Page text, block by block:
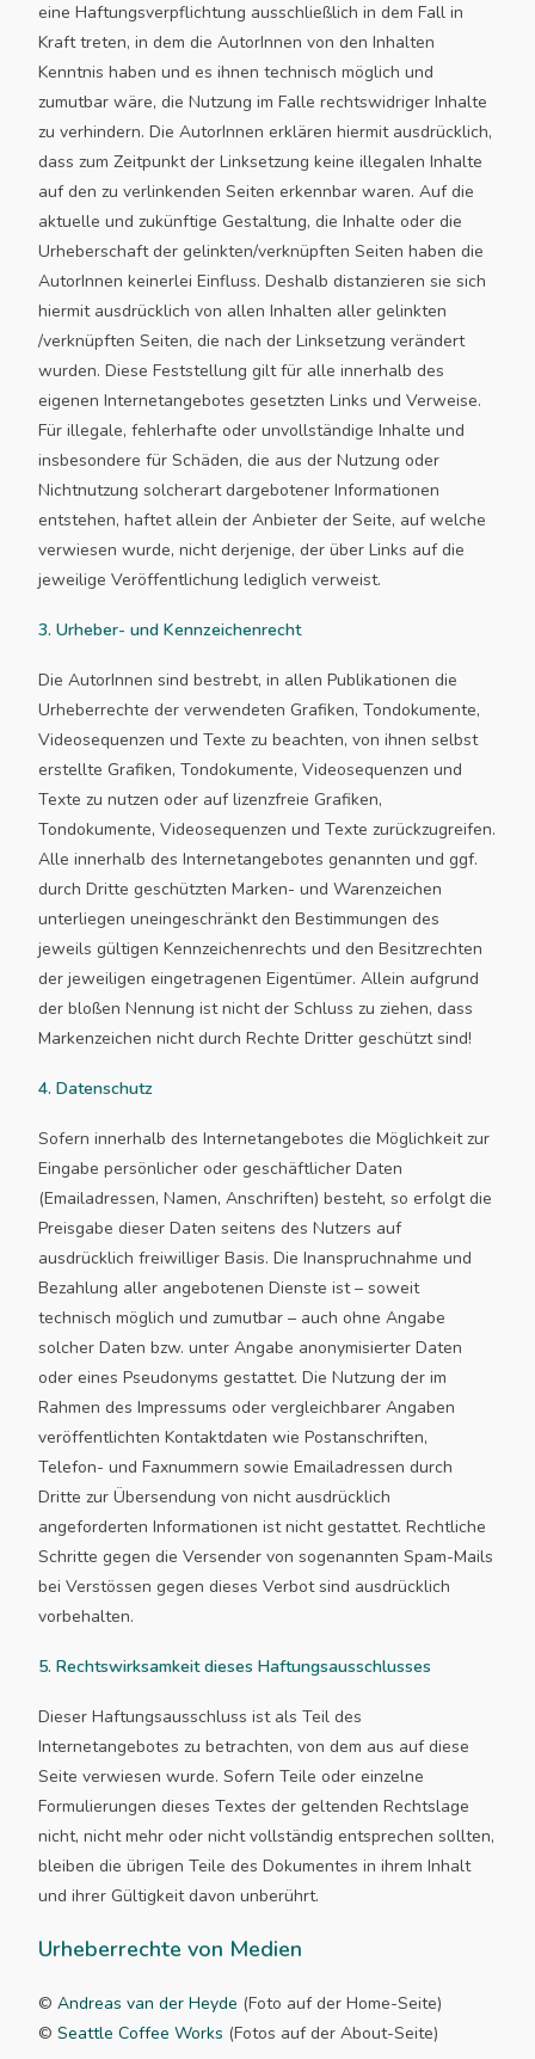
eine Haftungsverpflichtung ausschließlich in dem Fall in
Kraft treten, in dem die AutorInnen von den Inhalten
Kenntnis haben und es ihnen technisch möglich und
zumutbar wäre, die Nutzung im Falle rechtswidriger Inhalte
zu verhindern. Die AutorInnen erklären hiermit ausdrücklich,
dass zum Zeitpunkt der Linksetzung keine illegalen Inhalte
auf den zu verlinkenden Seiten erkennbar waren. Auf die
aktuelle und zukünftige Gestaltung, die Inhalte oder die
Urheberschaft der gelinkten/verknüpften Seiten haben die
AutorInnen keinerlei Einfluss. Deshalb distanzieren sie sich
hiermit ausdrücklich von allen Inhalten aller gelinkten
/verknüpften Seiten, die nach der Linksetzung verändert
wurden. Diese Feststellung gilt für alle innerhalb des
eigenen Internetangebotes gesetzten Links und Verweise.
Für illegale, fehlerhafte oder unvollständige Inhalte und
insbesondere für Schäden, die aus der Nutzung oder
Nichtnutzung solcherart dargebotener Informationen
entstehen, haftet allein der Anbieter der Seite, auf welche
verwiesen wurde, nicht derjenige, der über Links auf die
jeweilige Veröffentlichung lediglich verweist.
3. Urheber- und Kennzeichenrecht
Die AutorInnen sind bestrebt, in allen Publikationen die
Urheberrechte der verwendeten Grafiken, Tondokumente,
Videosequenzen und Texte zu beachten, von ihnen selbst
erstellte Grafiken, Tondokumente, Videosequenzen und
Texte zu nutzen oder auf lizenzfreie Grafiken,
Tondokumente, Videosequenzen und Texte zurückzugreifen.
Alle innerhalb des Internetangebotes genannten und ggf.
durch Dritte geschützten Marken- und Warenzeichen
unterliegen uneingeschränkt den Bestimmungen des
jeweils gültigen Kennzeichenrechts und den Besitzrechten
der jeweiligen eingetragenen Eigentümer. Allein aufgrund
der bloßen Nennung ist nicht der Schluss zu ziehen, dass
Markenzeichen nicht durch Rechte Dritter geschützt sind!
4. Datenschutz
Sofern innerhalb des Internetangebotes die Möglichkeit zur
Eingabe persönlicher oder geschäftlicher Daten
(Emailadressen, Namen, Anschriften) besteht, so erfolgt die
Preisgabe dieser Daten seitens des Nutzers auf
ausdrücklich freiwilliger Basis. Die Inanspruchnahme und
Bezahlung aller angebotenen Dienste ist – soweit
technisch möglich und zumutbar – auch ohne Angabe
solcher Daten bzw. unter Angabe anonymisierter Daten
oder eines Pseudonyms gestattet. Die Nutzung der im
Rahmen des Impressums oder vergleichbarer Angaben
veröffentlichten Kontaktdaten wie Postanschriften,
Telefon- und Faxnummern sowie Emailadressen durch
Dritte zur Übersendung von nicht ausdrücklich
angeforderten Informationen ist nicht gestattet. Rechtliche
Schritte gegen die Versender von sogenannten Spam-Mails
bei Verstössen gegen dieses Verbot sind ausdrücklich
vorbehalten.
5. Rechtswirksamkeit dieses Haftungsausschlusses
Dieser Haftungsausschluss ist als Teil des
Internetangebotes zu betrachten, von dem aus auf diese
Seite verwiesen wurde. Sofern Teile oder einzelne
Formulierungen dieses Textes der geltenden Rechtslage
nicht, nicht mehr oder nicht vollständig entsprechen sollten,
bleiben die übrigen Teile des Dokumentes in ihrem Inhalt
und ihrer Gültigkeit davon unberührt.
Urheberrechte von Medien
©Andreas van der Heyde (Foto auf der Home-Seite)
©Seattle Coffee Works (Fotos auf der About-Seite)